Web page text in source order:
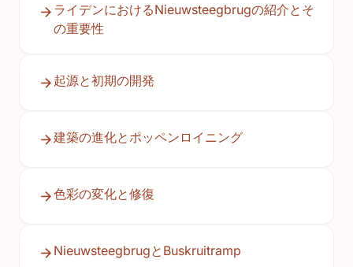
ライデンにおけるNieuwsteegbrugの紹介とそ
の重要性
起源と初期の開発
建築の進化とポッペンロイニング
色彩の変化と修復
NieuwsteegbrugとBuskruitramp